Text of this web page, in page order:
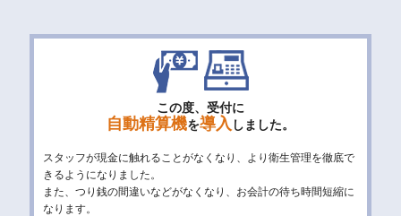
この度、受付に
自動精算機を導入 しました。
スタッフが現金に触れることがなくなり、より衛生管理を徹底で
きるようになりました。
また、つり銭の間違いなどがなくなり、お会計の待ち時間短縮に
なります。